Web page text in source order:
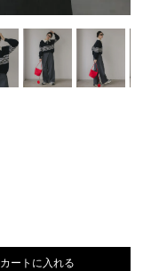
カートに入れる